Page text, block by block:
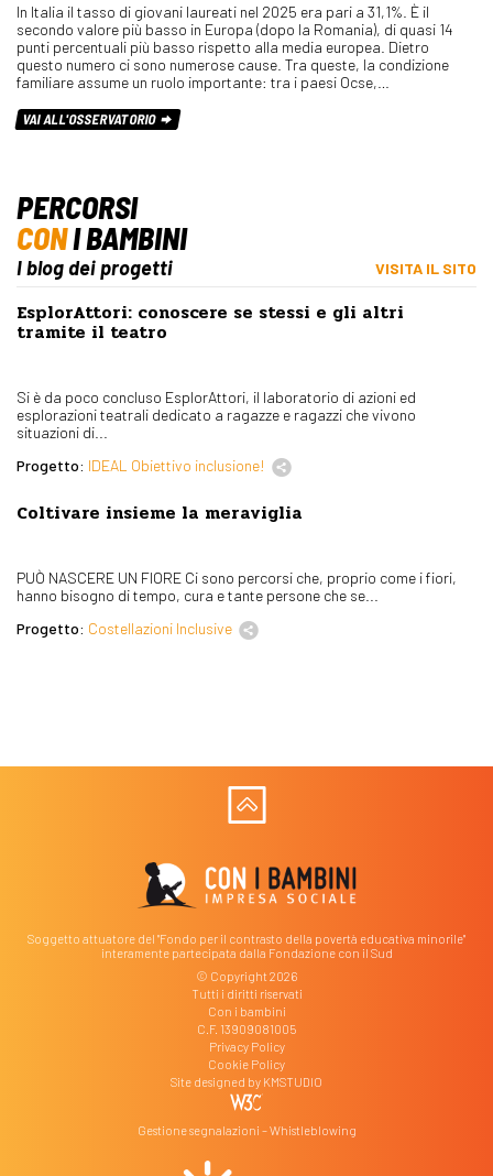
In Italia il tasso di giovani laureati nel 2025 era pari a 31,1%. È il
secondo valore più basso in Europa (dopo la Romania), di quasi 14
punti percentuali più basso rispetto alla media europea. Dietro
questo numero ci sono numerose cause. Tra queste, la condizione
familiare assume un ruolo importante: tra i paesi Ocse,…
VAI ALL'OSSERVATORIO
PERCORSI
CONI BAMBINI
I blog dei progetti VISITA IL SITO
EsplorAttori: conoscere se stessi e gli altri
tramite il teatro
Si è da poco concluso EsplorAttori, il laboratorio di azioni ed
esplorazioni teatrali dedicato a ragazze e ragazzi che vivono
situazioni di...
Progetto: IDEAL Obiettivo inclusione!
Coltivare insieme la meraviglia
PUÒ NASCERE UN FIORE Ci sono percorsi che, proprio come i fiori,
hanno bisogno di tempo, cura e tante persone che se...
Progetto: Costellazioni Inclusive
Soggetto attuatore del "Fondo per il contrasto della povertà educativa minorile"
interamente partecipata dalla Fondazione con il Sud
© Copyright 2026
Tutti i diritti riservati
Con i bambini
C.F. 13909081005
Privacy Policy
Cookie Policy
Site designed by KMSTUDIO
Gestione segnalazioni – Whistleblowing